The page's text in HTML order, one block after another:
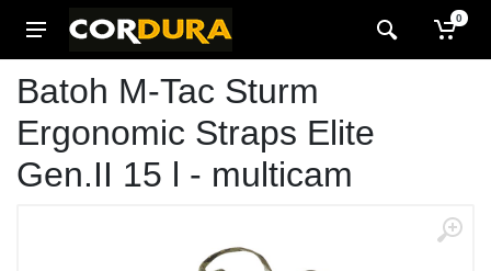
0
Batoh M-Tac Sturm
Ergonomic Straps Elite
Gen.II 15 l - multicam